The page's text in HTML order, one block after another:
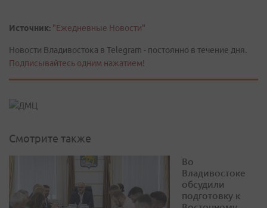
Источник: "Ежедневные Новости"
Новости Владивостока в Telegram - постоянно в течение дня.
Подписывайтесь одним нажатием!
Смотрите также
Во
Владивостоке
обсудили
подготовку к